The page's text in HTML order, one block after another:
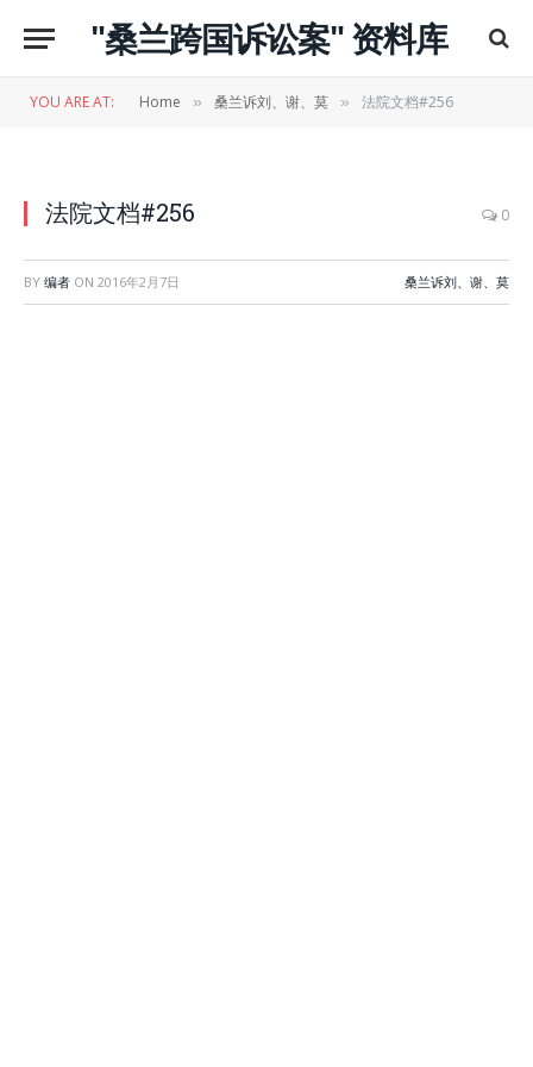
"桑兰跨国诉讼案" 资料库
YOU ARE AT: Home » 桑兰诉刘、谢、莫 » 法院文档#256
法院文档#256 0
BY 编者 ON 2016年2月7日 桑兰诉刘、谢、莫